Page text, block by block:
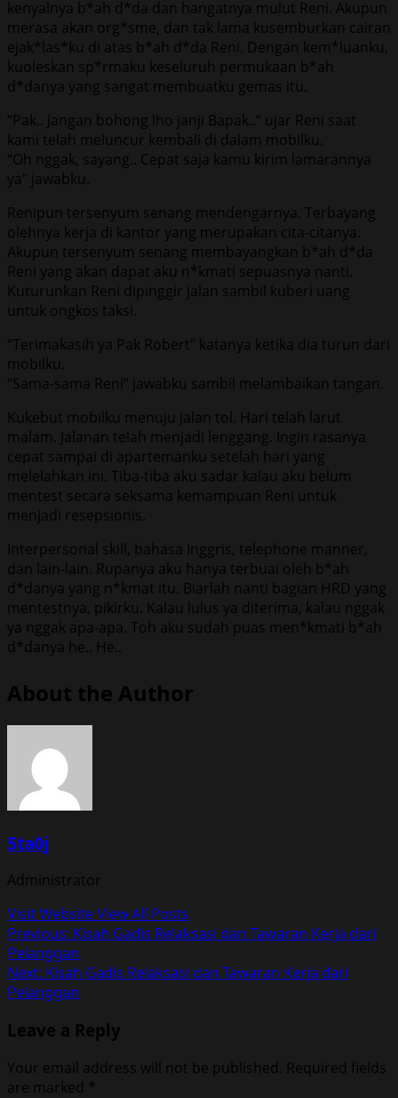
kenyalnya b*ah d*da dan hangatnya mulut Reni. Akupun
merasa akan org*sme, dan tak lama kusemburkan cairan
ejak*las*ku di atas b*ah d*da Reni. Dengan kem*luanku,
kuoleskan sp*rmaku keseluruh permukaan b*ah
d*danya yang sangat membuatku gemas itu.
“Pak.. Jangan bohong lho janji Bapak..” ujar Reni saat
kami telah meluncur kembali di dalam mobilku.
“Oh nggak, sayang.. Cepat saja kamu kirim lamarannya
ya” jawabku.
Renipun tersenyum senang mendengarnya. Terbayang
olehnya kerja di kantor yang merupakan cita-citanya.
Akupun tersenyum senang membayangkan b*ah d*da
Reni yang akan dapat aku n*kmati sepuasnya nanti.
Kuturunkan Reni dipinggir jalan sambil kuberi uang
untuk ongkos taksi.
“Terimakasih ya Pak Robert” katanya ketika dia turun dari
mobilku.
“Sama-sama Reni” jawabku sambil melambaikan tangan.
Kukebut mobilku menuju jalan tol. Hari telah larut
malam. Jalanan telah menjadi lenggang. Ingin rasanya
cepat sampai di apartemanku setelah hari yang
melelahkan ini. Tiba-tiba aku sadar kalau aku belum
mentest secara seksama kemampuan Reni untuk
menjadi resepsionis.
Interpersonal skill, bahasa Inggris, telephone manner,
dan lain-lain. Rupanya aku hanya terbuai oleh b*ah
d*danya yang n*kmat itu. Biarlah nanti bagian HRD yang
mentestnya, pikirku. Kalau lulus ya diterima, kalau nggak
ya nggak apa-apa. Toh aku sudah puas men*kmati b*ah
d*danya he.. He..
About the Author
5ta0j
Administrator
Visit WebsiteView All Posts
Post
navigation
Previous: Kisah Gadis Relaksasi dan Tawaran Kerja dari
Pelanggan
Next: Kisah Gadis Relaksasi dan Tawaran Kerja dari
Pelanggan
Leave a Reply
Your email address will not be published. Required fields
are marked *